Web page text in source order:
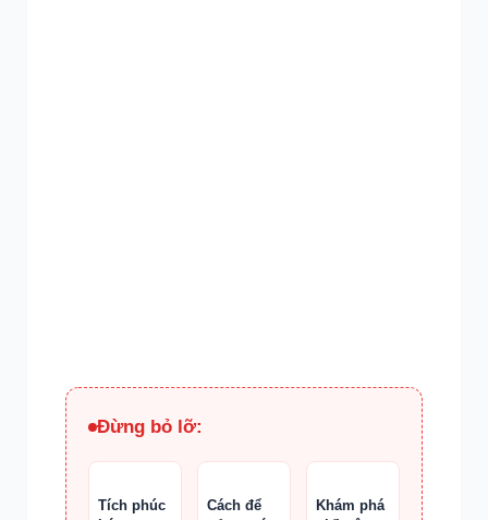
Đừng bỏ lỡ:
Tích phúc
Cách để
Khám phá